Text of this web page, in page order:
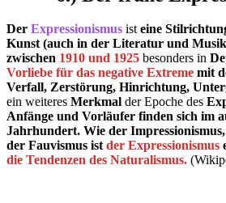
Der Expressionismus isteine
Kunst (auch in der Literatur und
zwischen 1910 und 1925 besonders in
Vorliebe für das negative Extreme mit
Verfall, Zerstörung, Hinrichtung,
ein weiteres Merkmal der Epoche des
Anfänge und Vorläufer finden sich im
Jahrhundert. Wie der
der Fauvismus istder Expressionismus
die Tendenzen des Naturalismus.